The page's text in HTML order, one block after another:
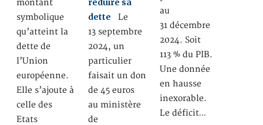
montant
symbolique
qu’atteint la
dette de
l’Union
européenne.
Elle s’ajoute à
celle des
Etats
dette Le
13 septembre
2024, un
particulier
faisait un don
de 45 euros
au ministère
de
au
31 décembre
2024. Soit
113 % du PIB.
Une donnée
en hausse
inexorable.
Le déficit…